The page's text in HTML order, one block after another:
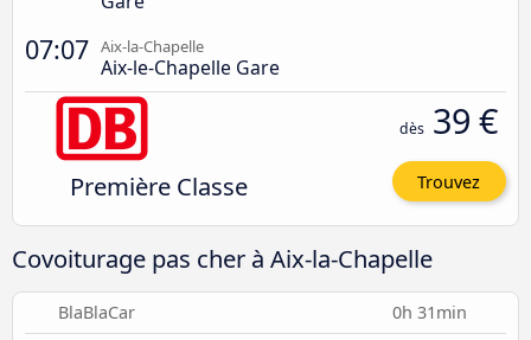
07:07 Aix-la-Chapelle
Aix-le-Chapelle Gare
Première Classe
dès 39 €
Trouvez
Covoiturage pas cher à Aix-la-Chapelle
BlaBlaCar 0h 31min